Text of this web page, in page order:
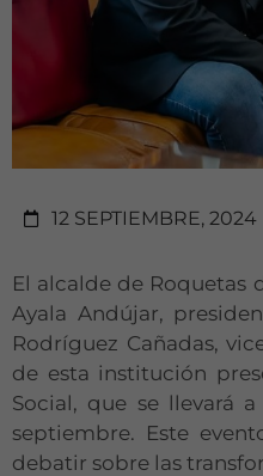
12 SEPTIEMBRE, 2024
El alcalde de Roquetas
Ayala Andújar,
Rodríguez Cañadas,
de esta institución
Social, que se llevará
septiembre. Este
debatir sobre las